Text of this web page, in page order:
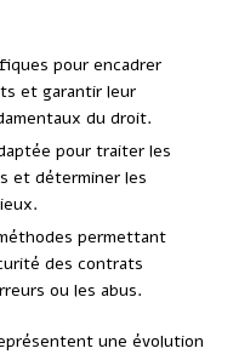
pour encadrer
et garantir leur
du droit.
pour traiter les
et déterminer les
permettant
des contrats
ou les abus.
une évolution